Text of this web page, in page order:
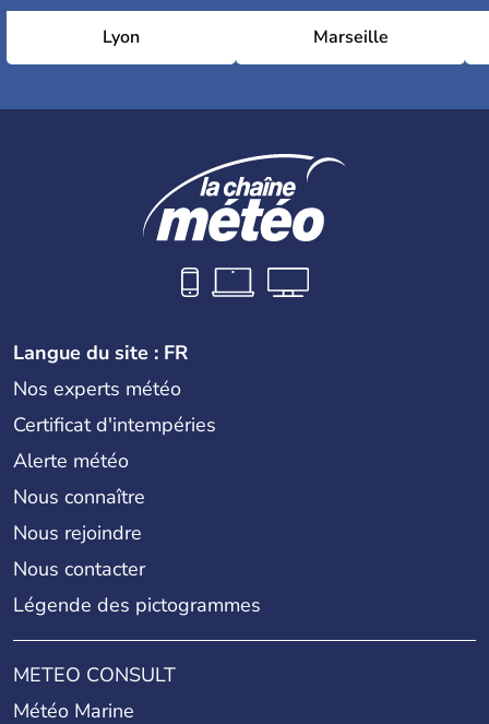
Lyon Marseille
Langue du site : FR
Nos experts météo
Certificat d'intempéries
Alerte météo
Nous connaître
Nous rejoindre
Nous contacter
Légende des pictogrammes
METEO CONSULT
Météo Marine